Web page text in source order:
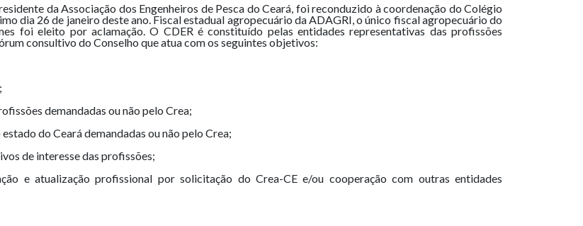
da Associação dos Engenheiros de Pesca do Ceará, foi reconduzido à coordenação do Colégio
dia 26 de janeiro deste ano. Fiscal estadual agropecuário da ADAGRI, o único fiscal agropecuário do
foi eleito por aclamação. O CDER é constituído pelas entidades representativas das profissões
consultivo do Conselho que atua com os seguintes objetivos:
demandadas ou não pelo Crea;
do Ceará demandadas ou não pelo Crea;
de interesse das profissões;
e atualização profissional por solicitação do Crea-CE e/ou cooperação com outras entidades